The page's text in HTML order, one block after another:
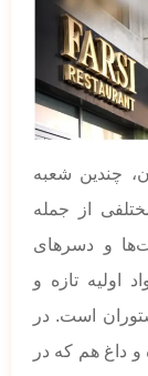
چندین شعبه
از جمله
و دسرهای
اولیه تازه و
است. در
داغ هم که در